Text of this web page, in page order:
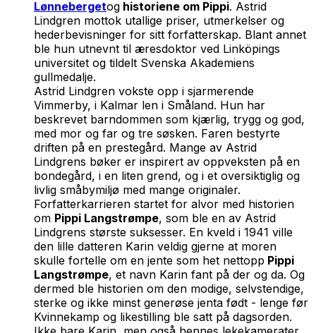
Lønnebergetog historiene om Pippi. Astrid
Lindgren mottok utallige priser, utmerkelser og
hederbevisninger for sitt forfatterskap. Blant annet
ble hun utnevnt til æresdoktor ved Linköpings
universitet og tildelt Svenska Akademiens
gullmedalje.
Astrid Lindgren vokste opp i sjarmerende
Vimmerby, i Kalmar len i Småland. Hun har
beskrevet barndommen som kjærlig, trygg og god,
med mor og far og tre søsken. Faren bestyrte
driften på en prestegård. Mange av Astrid
Lindgrens bøker er inspirert av oppveksten på en
bondegård, i en liten grend, og i et oversiktiglig og
livlig småbymiljø med mange originaler.
Forfatterkarrieren startet for alvor med historien
om Pippi Langstrømpe, som ble en av Astrid
Lindgrens største suksesser. En kveld i 1941 ville
den lille datteren Karin veldig gjerne at moren
skulle fortelle om en jente som het nettopp Pippi
Langstrømpe, et navn Karin fant på der og da. Og
dermed ble historien om den modige, selvstendige,
sterke og ikke minst generøse jenta født - lenge før
Kvinnekamp og likestilling ble satt på dagsorden.